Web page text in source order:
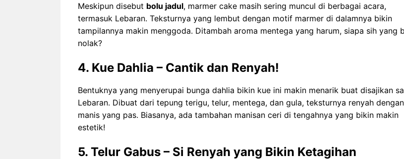
Meskipun disebut bolu jadul, marmer cake masih sering muncul di berbagai acara,
termasuk Lebaran. Teksturnya yang lembut dengan motif marmer di dalamnya bikin
tampilannya makin menggoda. Ditambah aroma mentega yang harum, siapa sih yang
nolak?
4. Kue Dahlia – Cantik dan Renyah!
Bentuknya yang menyerupai bunga dahlia bikin kue ini makin menarik buat disajikan
Lebaran. Dibuat dari tepung terigu, telur, mentega, dan gula, teksturnya renyah
manis yang pas. Biasanya, ada tambahan manisan ceri di tengahnya yang bikin makin
estetik!
5. Telur Gabus – Si Renyah yang Bikin Ketagihan